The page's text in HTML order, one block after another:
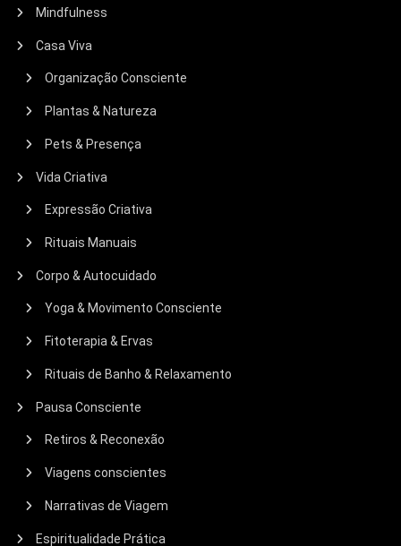
Mindfulness
Casa Viva
Organização Consciente
Plantas & Natureza
Pets & Presença
Vida Criativa
Expressão Criativa
Rituais Manuais
Corpo & Autocuidado
Yoga & Movimento Consciente
Fitoterapia & Ervas
Rituais de Banho & Relaxamento
Pausa Consciente
Retiros & Reconexão
Viagens conscientes
Narrativas de Viagem
Espiritualidade Prática